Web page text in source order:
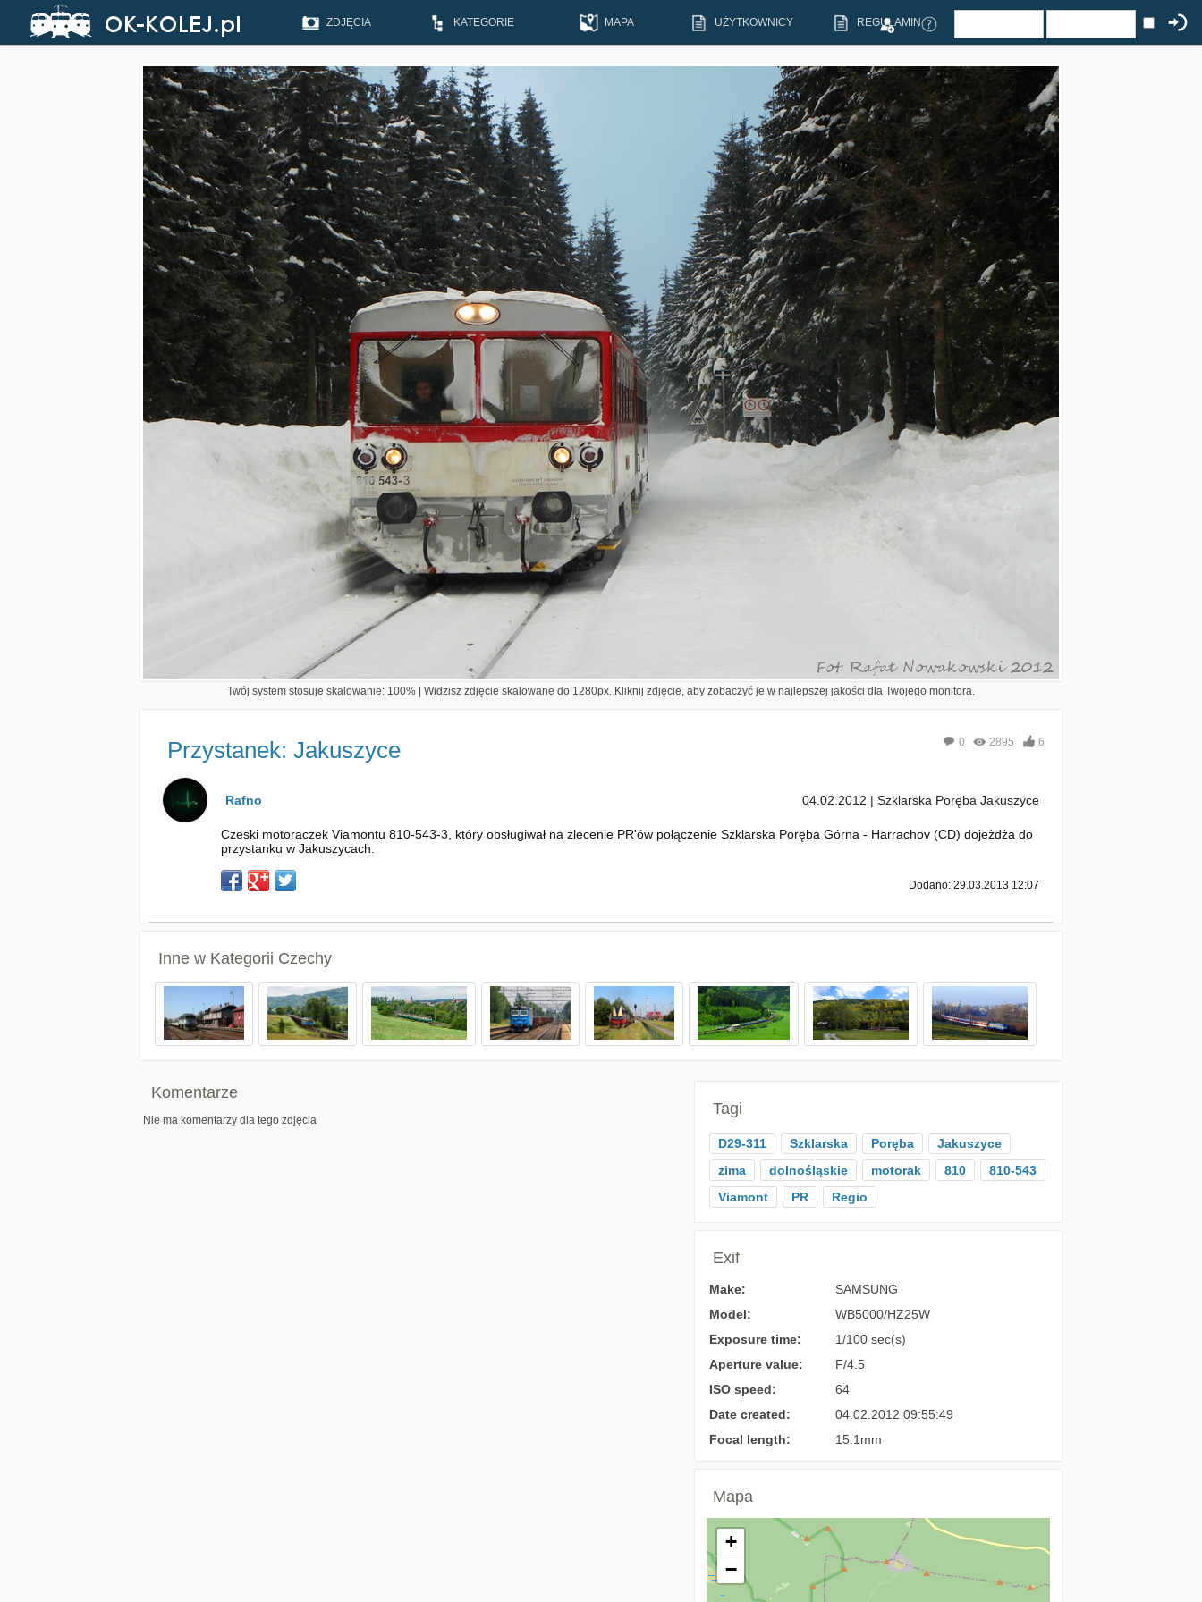
ZDJĘCIA KATEGORIE MAPA UŻYTKOWNICY REGULAMIN
Twój system stosuje skalowanie: 100% | Widzisz zdjęcie skalowane do 1280px. Kliknij zdjęcie, aby zobaczyć je w najlepszej jakości dla Twojego monitora.
Przystanek: Jakuszyce 0 2895 6
Rafno 04.02.2012 | Szklarska Poręba Jakuszyce
Czeski motoraczek Viamontu 810-543-3, który obsługiwał na zlecenie PR'ów połączenie Szklarska Poręba Górna - Harrachov (CD) dojeżdża do
przystanku w Jakuszycach.
Dodano: 29.03.2013 12:07
Inne w Kategorii Czechy
Komentarze
Nie ma komentarzy dla tego zdjęcia
Tagi
D29-311 Szklarska Poręba
Jakuszyce
zima
dolnośląskie motorak 810
810-543
Viamont
PR Regio
Exif
Make:
SAMSUNG
Model:
WB5000/HZ25W
Exposure time:
1/100 sec(s)
Aperture value:
F/4.5
ISO speed:
64
Date created:
04.02.2012 09:55:49
Focal length:
15.1mm
Mapa
+
−